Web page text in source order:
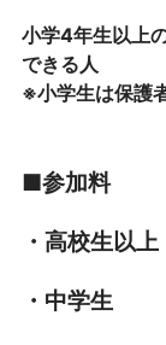
小学4年生以上
できる人
※小学生は保護
■参加料
・高校生以
・中学生